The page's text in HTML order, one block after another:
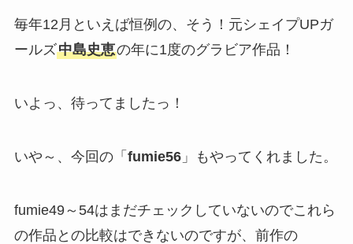
毎年12月といえば恒例の、そう！元シェイプUPガ
ールズ中島史恵の年に1度のグラビア作品！
いよっ、待ってましたっ！
いや～、今回の「 fumie56」もやってくれました。
fumie49～54はまだチェックしていないのでこれら
の作品との比較はできないのですが、前作の